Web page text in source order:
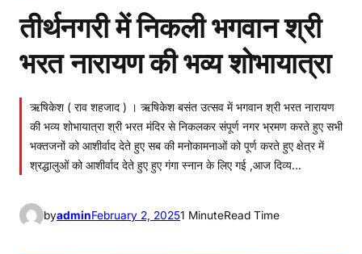
तीर्थनगरी में निकली भगवान श्री
भरत नारायण की भव्य शोभायात्रा
ऋषिकेश ( राव शहजाद ) । ऋषिकेश बसंत उत्सव में भगवान श्री भरत नारायण
की भव्य शोभायात्रा श्री भरत मंदिर से निकलकर संपूर्ण नगर भ्रमण करते हुए सभी
भक्तजनों को आशीर्वाद देते हुए सब की मनोकामनाओं को पूर्ण करते हुए क्षेत्र में
श्रद्धालुओं को आशीर्वाद देते हुए हुए गंगा स्नान के लिए गई ,आज दिव्य…
byadminFebruary 2, 20251 MinuteRead Time